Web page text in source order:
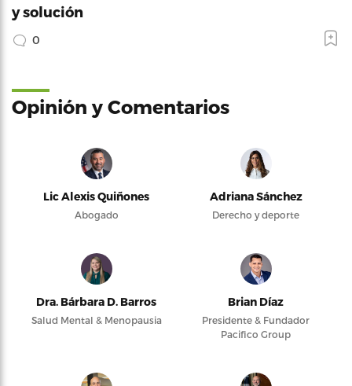
y solución
0
Opinión y Comentarios
Lic Alexis Quiñones
Abogado
Adriana Sánchez
Derecho y deporte
Dra. Bárbara D. Barros
Salud Mental & Menopausia
Brian Díaz
Presidente & Fundador
Pacifico Group